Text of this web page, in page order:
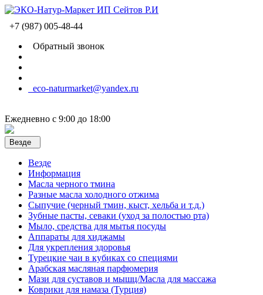
+7 (987) 005-48-44
Обратный звонок
eco-naturmarket@yandex.ru
Ежедневно с 9:00 до 18:00
Везде
Везде
Информация
Масла черного тмина
Разные масла холодного отжима
Сыпучие (черный тмин, кыст, хельба и т.д.)
Зубные пасты, севаки (уход за полостью рта)
Мыло, средства для мытья посуды
Аппараты для хиджамы
Для укрепления здоровья
Турецкие чаи в кубиках со специями
Арабская масляная парфюмерия
Мази для суставов и мышц/Масла для массажа
Коврики для намаза (Турция)